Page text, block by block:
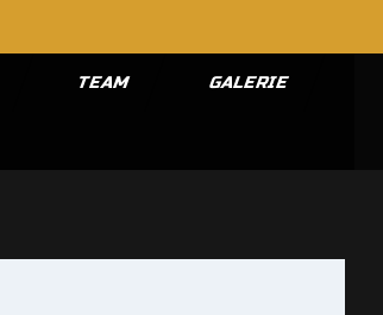
TEAM GALERIE